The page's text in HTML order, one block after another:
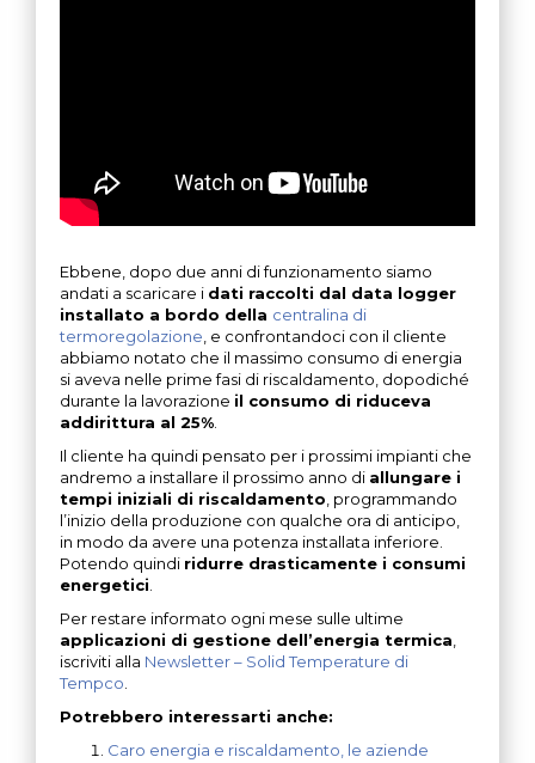
Ebbene, dopo due anni di funzionamento siamo
andati a scaricare i dati raccolti dal data logger
installato a bordo della centralina di
termoregolazione , e confrontandoci con il cliente
abbiamo notato che il massimo consumo di energia
si aveva nelle prime fasi di riscaldamento, dopodiché
durante la lavorazione il consumo di riduceva
addirittura al 25%
Il cliente ha quindi pensato per i prossimi impianti che
andremo a installare il prossimo anno di allungare i
tempi iniziali di riscaldamento , programmando
l’inizio della produzione con qualche ora di anticipo,
in modo da avere una potenza installata inferiore.
Potendo quindi ridurre drasticamente i consumi
energetici
Per restare informato ogni mese sulle ultime
applicazioni di gestione dell’energia termica
iscriviti alla Newsletter – Solid Temperature di
Tempco
Potrebbero interessarti anche:
Caro energia e riscaldamento, le aziende